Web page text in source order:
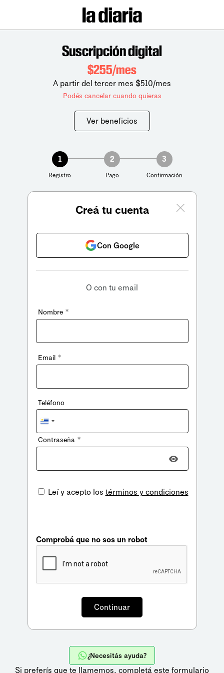
Suscripción digital
$255/mes
A partir del tercer mes $510/mes
Podés cancelar cuando quieras
Ver beneficios
1
Registro
2
Pago
3
Confirmación
Creá tu cuenta
Con Google
O con tu email
Nombre *
Email *
Teléfono
Uruguay
+598
Contraseña *
Leí y acepto los términos y condiciones
Comprobá que no sos un robot
¿Necesitás ayuda?
Si preferís que te llamemos, completá este formulario